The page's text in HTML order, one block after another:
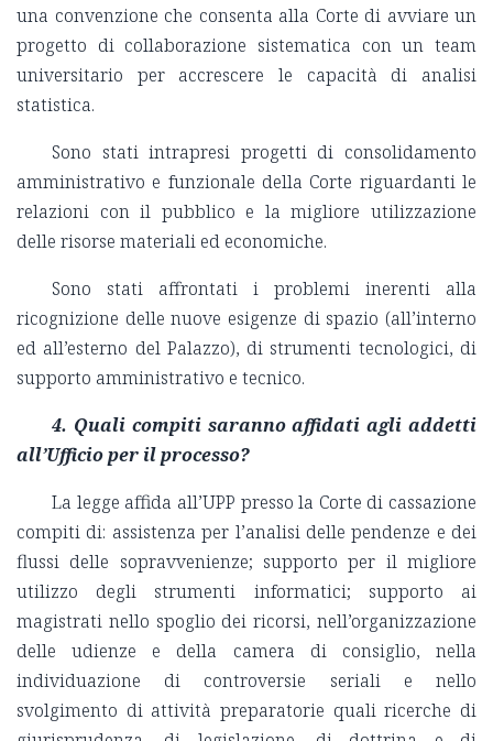
una convenzione che consenta alla Corte di avviare un
progetto di collaborazione sistematica con un team
universitario per accrescere le capacità di analisi
statistica.
Sono stati intrapresi progetti di consolidamento
amministrativo e funzionale della Corte riguardanti le
relazioni con il pubblico e la migliore utilizzazione
delle risorse materiali ed economiche.
Sono stati affrontati i problemi inerenti alla
ricognizione delle nuove esigenze di spazio (all’interno
ed all’esterno del Palazzo), di strumenti tecnologici, di
supporto amministrativo e tecnico.
4. Quali compiti saranno affidati agli addetti
all’Ufficio per il processo?
La legge affida all’UPP presso la Corte di cassazione
compiti di: assistenza per l’analisi delle pendenze e dei
flussi delle sopravvenienze; supporto per il migliore
utilizzo degli strumenti informatici; supporto ai
magistrati nello spoglio dei ricorsi, nell’organizzazione
delle udienze e della camera di consiglio, nella
individuazione di controversie seriali e nello
svolgimento di attività preparatorie quali ricerche di